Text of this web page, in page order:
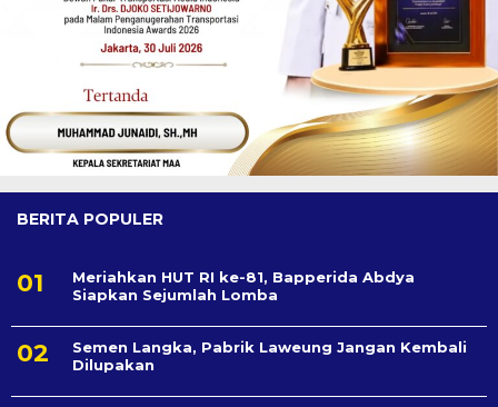
BERITA POPULER
Meriahkan HUT RI ke-81, Bapperida Abdya
Siapkan Sejumlah Lomba
Semen Langka, Pabrik Laweung Jangan Kembali
Dilupakan